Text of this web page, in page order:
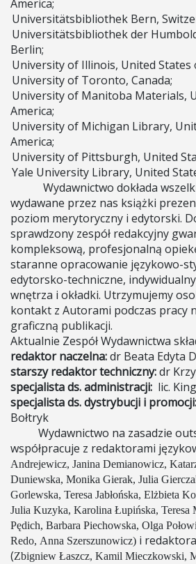
America;
Universitätsbibliothek Bern,
Universitätsbibliothek der
Berlin;
University of Illinois, United States
University of Toronto, Canada;
University of Manitoba Materials,
America;
University of Michigan Library,
America;
University of Pittsburgh, United
Yale University Library, United
Wydawnictwo dokłada
wydawane przez nas książki
poziom merytoryczny i edytorski.
sprawdzony zespół redakcyjny
kompleksową, profesjonalną
staranne opracowanie językowo-
edytorsko-techniczne,
wnętrza i okładki. Utrzymujemy
kontakt z Autorami podczas pracy
graficzną publikacji.
Aktualnie Zespół Wydawnictwa
redaktor naczelna:dr Beata Edyta
starszy redaktortechniczny:dr
specjalista ds. administracji: lic.
specjalista ds. dystrybucji i promocji:
Bołtryk
Wydawnictwo na zasadzie
współpracuje z redaktorami
Andrejewicz, Janina Demianowicz,
Duniewska, Monika Gierak, Julia
Gorlewska, Teresa Jabłońska, Elżbieta
Julia Kuzyka, Karolina Łupińska, Teresa
Pędich, Barbara Piechowska, Olga
Redo, Anna Szerszunowicz) i
(Zbigniew Łaszcz, Kamil Mieczkowski,